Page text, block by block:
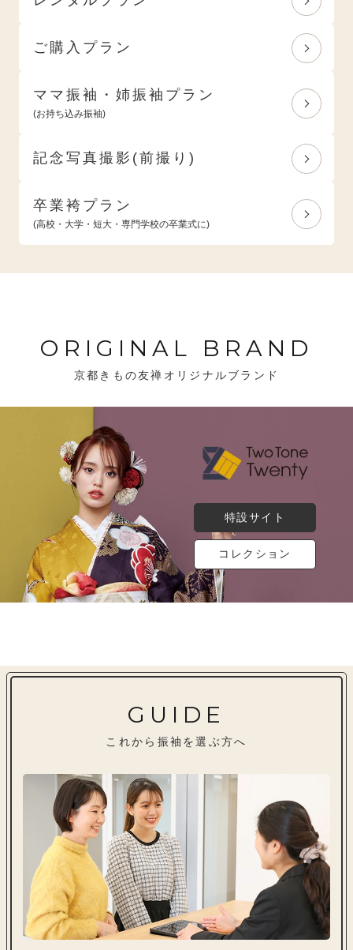
ご購入プラン
ママ振袖・姉振袖プラン
(お持ち込み振袖)
記念写真撮影(前撮り)
卒業袴プラン
(高校・大学・短大・専門学校の卒業式に)
ORIGINAL BRAND
京都きもの友禅オリジナルブランド
特設サイト
コレクション
GUIDE
これから振袖を選ぶ方へ